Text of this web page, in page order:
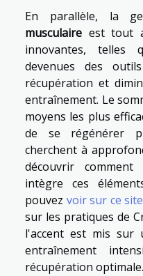
En parallèle, la
musculaire est tout
innovantes, telles
devenues des
récupération et
entraînement. Le
moyens les plus
de se régénérer
cherchent à
découvrir comment
intègre ces
pouvez voir sur ce
sur les pratiques de
l'accent est mis sur
entraînement
récupération optimale.